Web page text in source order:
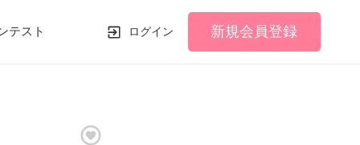
テスト ログイン 新規会員登録